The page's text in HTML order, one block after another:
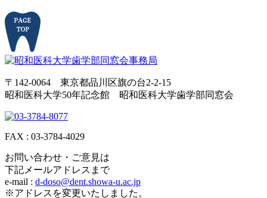
〒142-0064 東京都品川区旗の台2-2-15
昭和医科大学50年記念館 昭和医科大学歯学部同窓会
FAX : 03-3784-4029
お問い合わせ・ご意見は
下記メールアドレスまで
e-mail : d-doso@dent.showa-u.ac.jp
※アドレスを変更いたしました。